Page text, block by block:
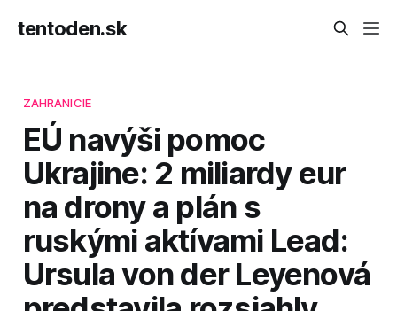
tentoden.sk
ZAHRANICIE
EÚ navýši pomoc
Ukrajine: 2 miliardy eur
na drony a plán s
ruskými aktívami Lead:
Ursula von der Leyenová